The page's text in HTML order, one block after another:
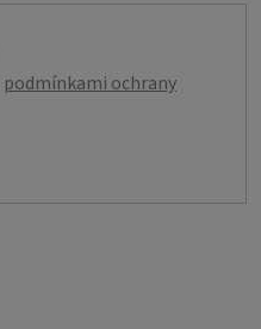
podmínkami ochrany